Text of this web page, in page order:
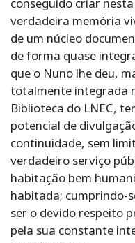
verdadeira memória
de um núcleo
de forma quase
que o Nuno lhe deu,
totalmente integrada
Biblioteca do LNEC,
potencial de
continuidade, sem
verdadeiro serviço
habitação bem
habitada; cumprindo-
ser o devido respeito
pela sua constante